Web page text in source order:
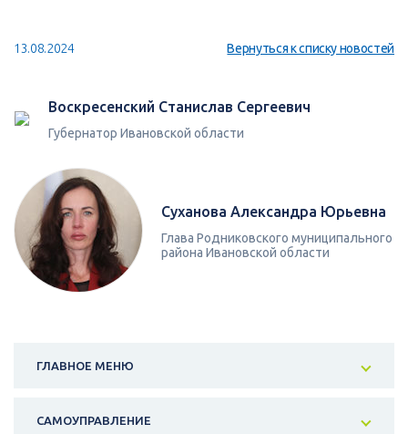
13.08.2024 Вернуться к списку новостей
Воскресенский Станислав Сергеевич
Губернатор Ивановской области
Суханова Александра Юрьевна
Глава Родниковского муниципального
района Ивановской области
ГЛАВНОЕ МЕНЮ
САМОУПРАВЛЕНИЕ